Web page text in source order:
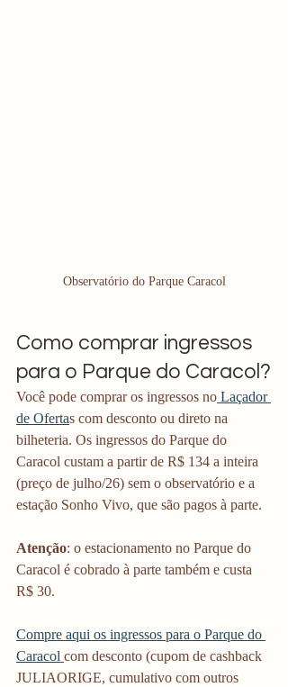
Observatório do Parque Caracol
Como comprar ingressos
para o Parque do Caracol?
Você pode comprar os ingressos no Laçador
de Ofertas com desconto ou direto na
bilheteria. Os ingressos do Parque do
Caracol custam a partir de R$ 134 a inteira
(preço de julho/26) sem o observatório e a
estação Sonho Vivo, que são pagos à parte.
Atenção: o estacionamento no Parque do
Caracol é cobrado à parte também e custa
R$ 30.
Compre aqui os ingressos para o Parque do
Caracol com desconto (cupom de cashback
JULIAORIGE, cumulativo com outros